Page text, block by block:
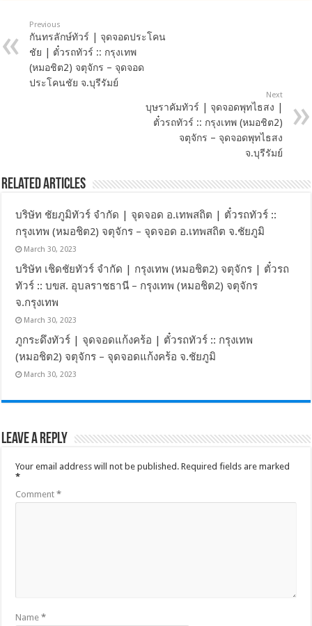
Previous
กันทรลักษ์ทัวร์ | จุดจอดประโคน
ชัย | ตั๋วรถทัวร์ :: กรุงเทพ
(หมอชิต2) จตุจักร – จุดจอด
ประโคนชัย จ.บุรีรัมย์
Next
บุษราคัมทัวร์ | จุดจอดพุทไธสง |
ตั๋วรถทัวร์ :: กรุงเทพ (หมอชิต2)
จตุจักร – จุดจอดพุทไธสง
จ.บุรีรัมย์
Related Articles
บริษัท ชัยภูมิทัวร์ จำกัด | จุดจอด อ.เทพสถิต | ตั๋วรถทัวร์ ::
กรุงเทพ (หมอชิต2) จตุจักร – จุดจอด อ.เทพสถิต จ.ชัยภูมิ
March 30, 2023
บริษัท เชิดชัยทัวร์ จำกัด | กรุงเทพ (หมอชิต2) จตุจักร | ตั๋วรถ
ทัวร์ :: บขส. อุบลราชธานี – กรุงเทพ (หมอชิต2) จตุจักร
จ.กรุงเทพ
March 30, 2023
ภูกระดึงทัวร์ | จุดจอดแก้งคร้อ | ตั๋วรถทัวร์ :: กรุงเทพ
(หมอชิต2) จตุจักร – จุดจอดแก้งคร้อ จ.ชัยภูมิ
March 30, 2023
Leave a Reply
Your email address will not be published. Required fields are marked
*
Comment*
Name*